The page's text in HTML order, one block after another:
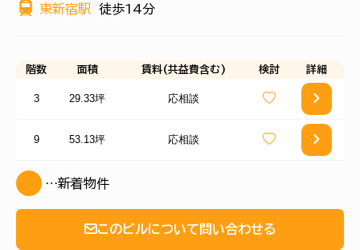
東新宿駅 徒歩14分
階数 面積 賃料(共益費含む) 検討 詳細
3 29.33坪 応相談
9 53.13坪 応相談
…新着物件
このビルについて問い合わせる